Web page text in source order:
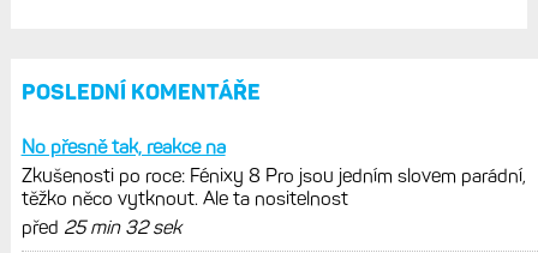
POSLEDNÍ KOMENTÁŘE
No přesně tak, reakce na
Zkušenosti po roce: Fénixy 8 Pro jsou jedním slovem parádní,
těžko něco vytknout. Ale ta nositelnost
před 25 min 32 sek